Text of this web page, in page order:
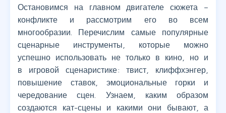
Остановимся на главном двигателе сюжета –
конфликте и рассмотрим его во всем
многообразии. Перечислим самые популярные
сценарные инструменты, которые можно
успешно использовать не только в кино, но и
в игровой сценаристике: твист, клиффхэнгер,
повышение ставок, эмоциональные горки и
чередование сцен. Узнаем, каким образом
создаются кат-сцены и какими они бывают, а